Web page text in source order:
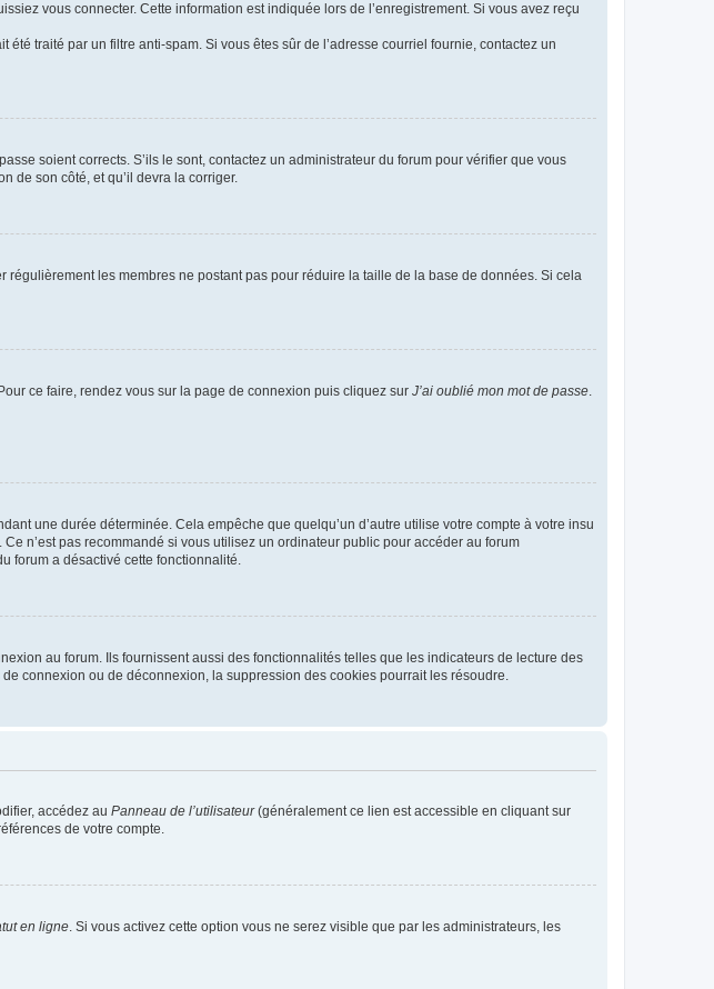
vous connecter. Cette information est indiquée lors de l’enregistrement. Si vous avez reçu
traité par un filtre anti-spam. Si vous êtes sûr de l’adresse courriel fournie, contactez un
soient corrects. S’ils le sont, contactez un administrateur du forum pour vérifier que vous
de son côté, et qu’il devra la corriger.
les membres ne postant pas pour réduire la taille de la base de données. Si cela
ce faire, rendez vous sur la page de connexion puis cliquez sur J’ai oublié mon mot de passe
une durée déterminée. Cela empêche que quelqu’un d’autre utilise votre compte à votre insu
n’est pas recommandé si vous utilisez un ordinateur public pour accéder au forum
forum a désactivé cette fonctionnalité.
au forum. Ils fournissent aussi des fonctionnalités telles que les indicateurs de lecture des
connexion ou de déconnexion, la suppression des cookies pourrait les résoudre.
accédez au Panneau de l’utilisateur(généralement ce lien est accessible en cliquant sur
de votre compte.
en ligne . Si vous activez cette option vous ne serez visible que par les administrateurs, les